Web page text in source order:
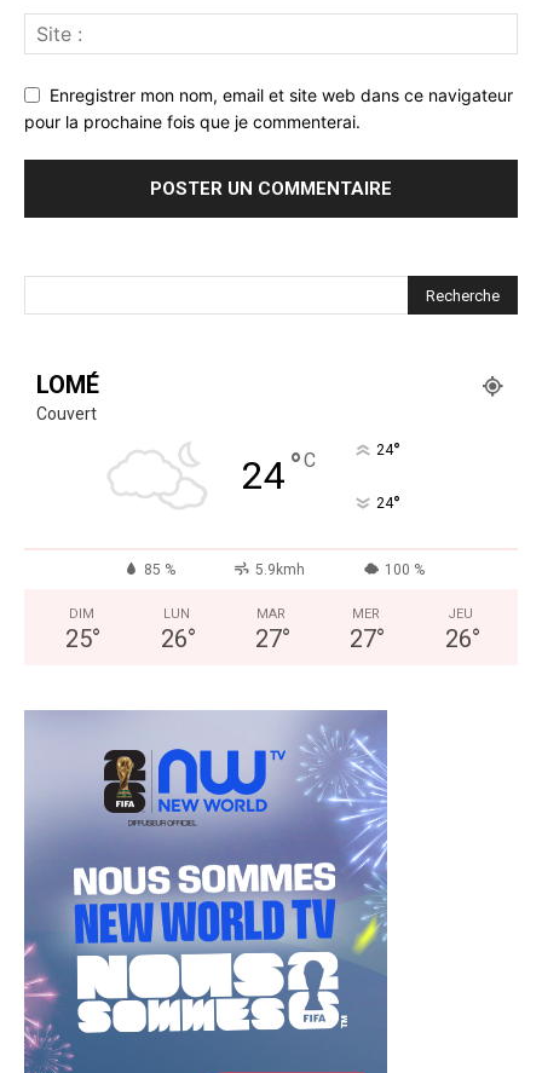
Enregistrer mon nom, email et site web dans ce navigateur
pour la prochaine fois que je commenterai.
LOMÉ
Couvert
24°C 24°
24°
85 % 5.9kmh 100 %
DIM
25°
LUN
26°
MAR
27°
MER
27°
JEU
26°